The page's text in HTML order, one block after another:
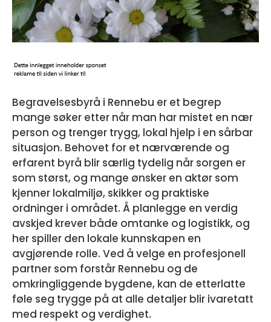
Begravelsesbyrå i Rennebu er et begrep
mange søker etter når man har mistet en nær
person og trenger trygg, lokal hjelp i en sårbar
situasjon. Behovet for et nærværende og
erfarent byrå blir særlig tydelig når sorgen er
som størst, og mange ønsker en aktør som
kjenner lokalmiljø, skikker og praktiske
ordninger i området. Å planlegge en verdig
avskjed krever både omtanke og logistikk, og
her spiller den lokale kunnskapen en
avgjørende rolle. Ved å velge en profesjonell
partner som forstår Rennebu og de
omkringliggende bygdene, kan de etterlatte
føle seg trygge på at alle detaljer blir ivaretatt
med respekt og verdighet.